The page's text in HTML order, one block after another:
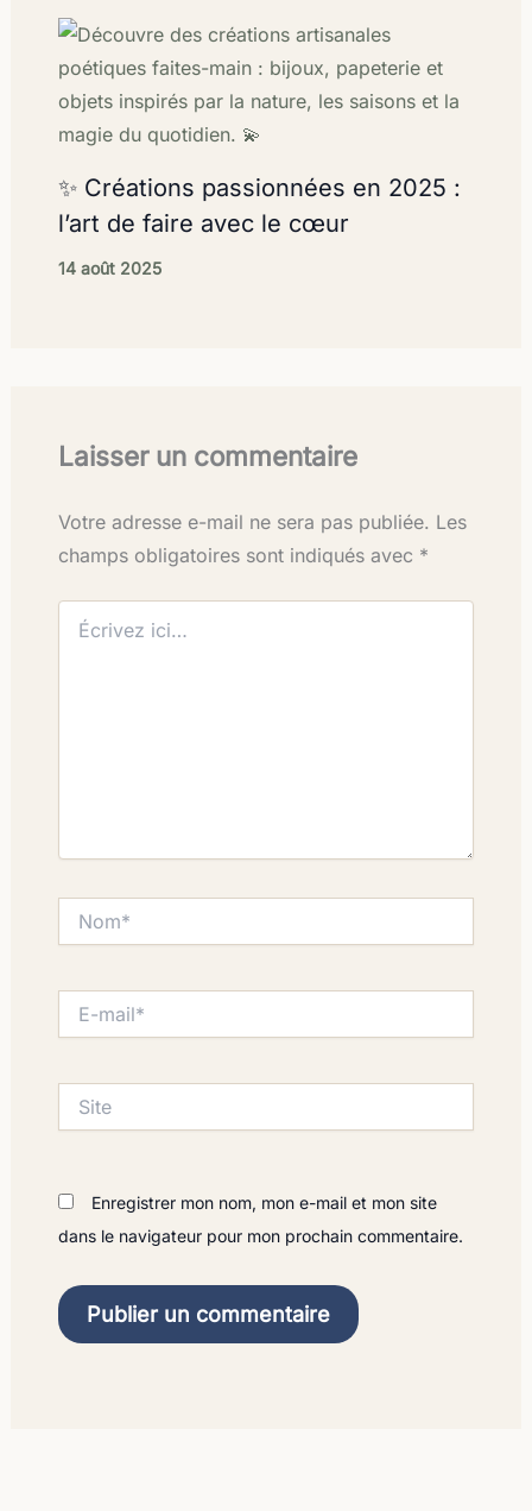
✨ Créations passionnées en 2025 :
l’art de faire avec le cœur
14 août 2025
Laisser un commentaire
Votre adresse e-mail ne sera pas publiée. Les
champs obligatoires sont indiqués avec *
Écrivez
ici…
mail*
Enregistrer mon nom, mon e-mail et mon site
dans le navigateur pour mon prochain commentaire.